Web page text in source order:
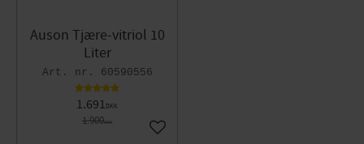
Auson Tjære-vitriol 10
Liter
60590556
1.691DKK
1.900DKK
Gem som favorit